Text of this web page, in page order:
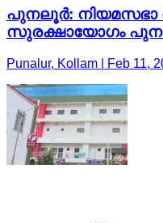
പുനലൂർ: നിയമസഭാ
സുരക്ഷായോഗം
Punalur, Kollam | Feb 11,